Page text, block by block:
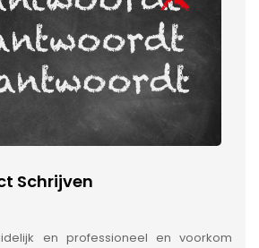
Schrijven
en professioneel en voorkom